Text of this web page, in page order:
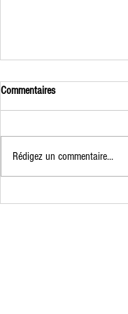
Commentaires
Rédigez un commentaire...